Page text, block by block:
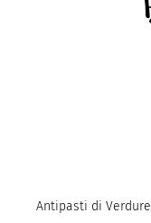
Antipasti di Verdure